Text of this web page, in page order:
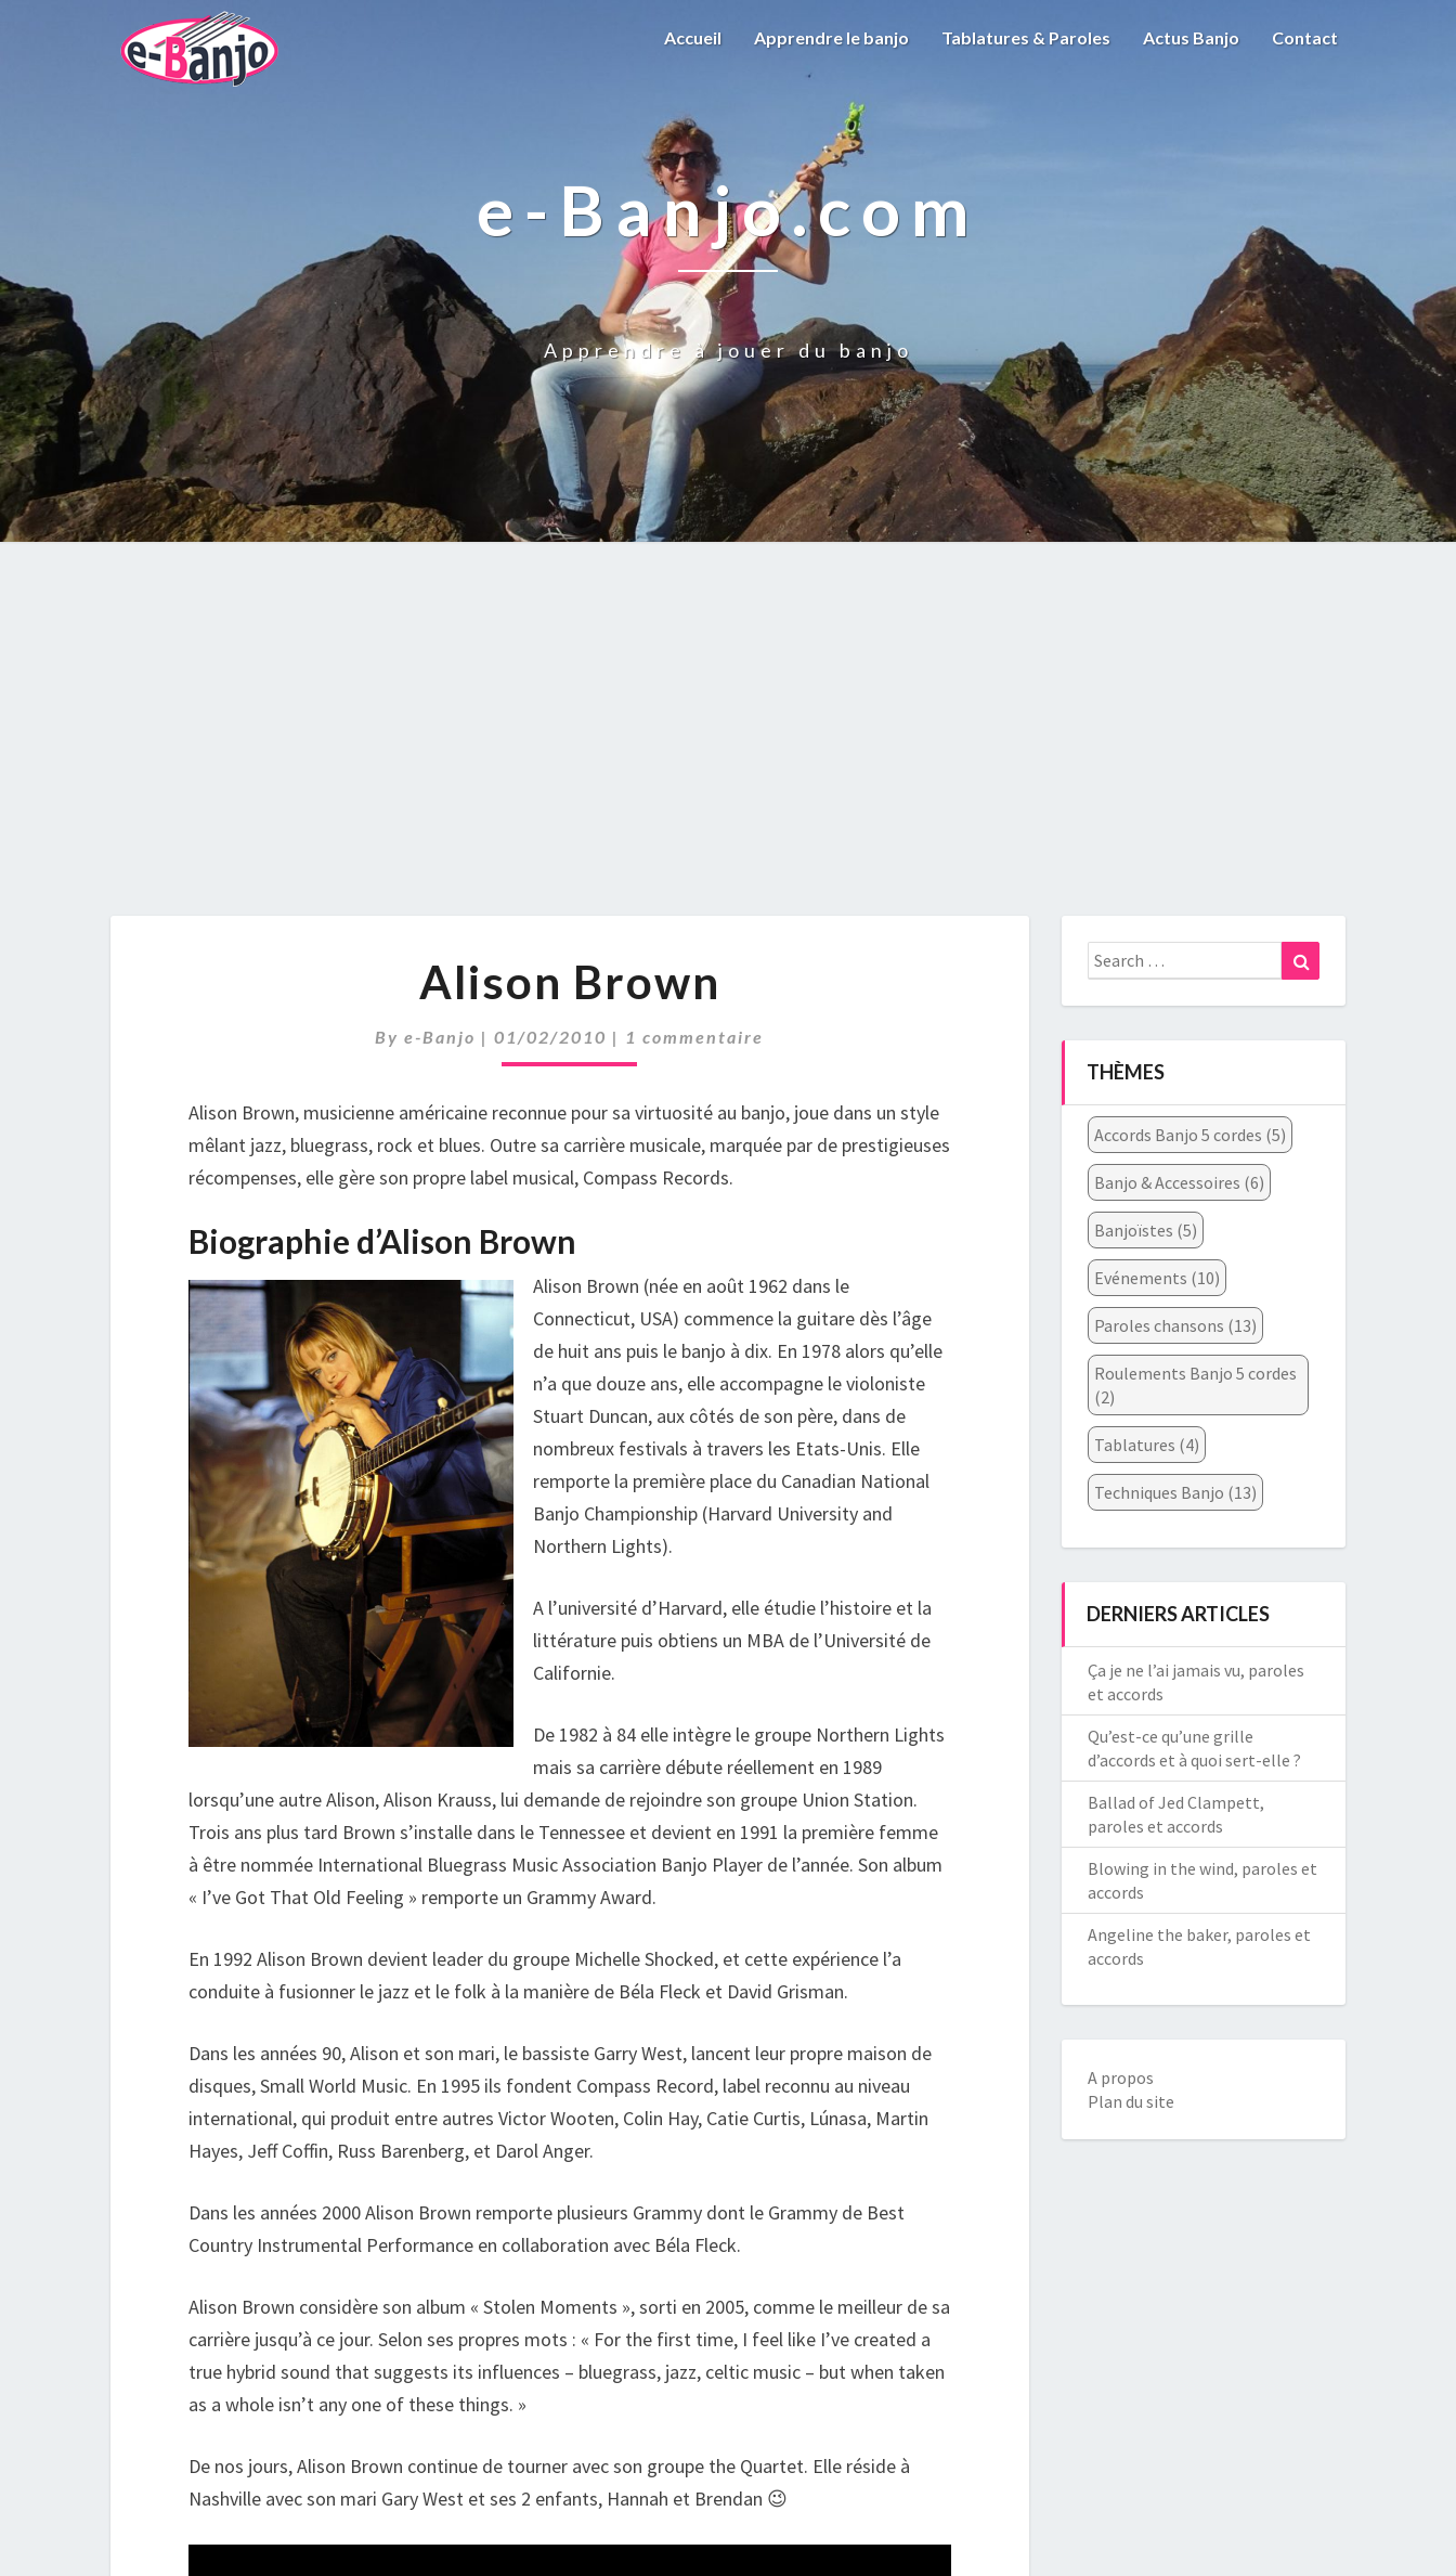
Accueil Apprendre le banjo Tablatures & Paroles Actus Banjo Contact
e-Banjo.com
Apprendre à jouer du banjo
BROWN
Alison Brown
Bye-Banjo |01/02/2010 | Comments
1 commentaire
Alison Brown, musicienne américaine reconnue pour sa virtuosité au banjo, joue dans un style
mêlant jazz, bluegrass, rock et blues. Outre sa carrière musicale, marquée par de prestigieuses
récompenses, elle gère son propre label musical, Compass Records.
Biographie d’Alison Brown
Alison Brown (née en août 1962 dans le
Connecticut, USA) commence la guitare dès l’âge
de huit ans puis le banjo à dix. En 1978 alors qu’elle
n’a que douze ans, elle accompagne le violoniste
Stuart Duncan, aux côtés de son père, dans de
nombreux festivals à travers les Etats-Unis. Elle
remporte la première place du Canadian National
Banjo Championship (Harvard University and
Northern Lights).
A l’université d’Harvard, elle étudie l’histoire et la
littérature puis obtiens un MBA de l’Université de
Californie.
De 1982 à 84 elle intègre le groupe Northern Lights
mais sa carrière débute réellement en 1989
lorsqu’une autre Alison, Alison Krauss, lui demande de rejoindre son groupe Union Station.
Trois ans plus tard Brown s’installe dans le Tennessee et devient en 1991 la première femme
à être nommée International Bluegrass Music Association Banjo Player de l’année. Son album
« I’ve Got That Old Feeling » remporte un Grammy Award.
En 1992 Alison Brown devient leader du groupe Michelle Shocked, et cette expérience l’a
conduite à fusionner le jazz et le folk à la manière de Béla Fleck et David Grisman.
Dans les années 90, Alison et son mari, le bassiste Garry West, lancent leur propre maison de
disques, Small World Music. En 1995 ils fondent Compass Record, label reconnu au niveau
international, qui produit entre autres Victor Wooten, Colin Hay, Catie Curtis, Lúnasa, Martin
Hayes, Jeff Coffin, Russ Barenberg, et Darol Anger.
Dans les années 2000 Alison Brown remporte plusieurs Grammy dont le Grammy de Best
Country Instrumental Performance en collaboration avec Béla Fleck.
Alison Brown considère son album « Stolen Moments », sorti en 2005, comme le meilleur de sa
carrière jusqu’à ce jour. Selon ses propres mots : « For the first time, I feel like I’ve created a
true hybrid sound that suggests its influences – bluegrass, jazz, celtic music – but when taken
as a whole isn’t any one of these things. »
De nos jours, Alison Brown continue de tourner avec son groupe the Quartet. Elle réside à
Nashville avec son mari Gary West et ses 2 enfants, Hannah et Brendan 😉
Search
for:
THÈMES
Accords Banjo 5 cordes (5)
Banjo & Accessoires (6)
Banjoïstes (5)
Evénements (10)
Paroles chansons (13)
Roulements Banjo 5 cordes
(2)
Tablatures (4)
Techniques Banjo (13)
DERNIERS ARTICLES
Ça je ne l’ai jamais vu, paroles
et accords
Qu’est-ce qu’une grille
d’accords et à quoi sert-elle ?
Ballad of Jed Clampett,
paroles et accords
Blowing in the wind, paroles et
accords
Angeline the baker, paroles et
accords
A propos
Plan du site